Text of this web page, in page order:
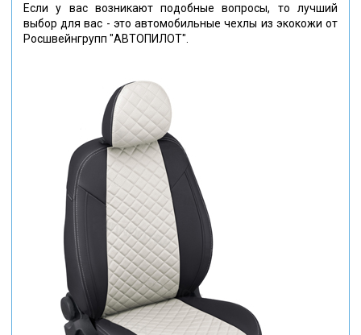
Если у вас возникают подобные вопросы, то лучший
выбор для вас - это автомобильные чехлы из экокожи от
Росшвейнгрупп "АВТОПИЛОТ".